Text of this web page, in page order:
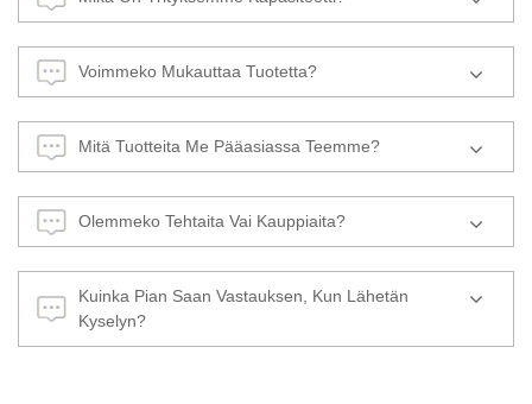
Voimmeko Mukauttaa Tuotetta?
Mitä Tuotteita Me Pääasiassa Teemme?
Olemmeko Tehtaita Vai Kauppiaita?
Kuinka Pian Saan Vastauksen, Kun Lähetän
Kyselyn?